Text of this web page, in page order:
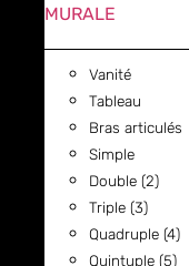
MURALE
Vanité
Tableau
Bras articulés
Simple
Double (2)
Triple (3)
Quadruple (4)
Quintuple (5)